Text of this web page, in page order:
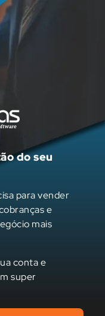
do seu
para vender
e
mais
conta e
super